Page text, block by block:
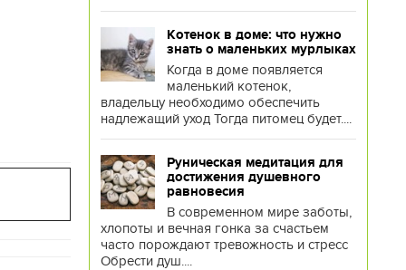
Котенок в доме: что нужно
знать о маленьких мурлыках
Когда в доме появляется
маленький котенок,
владельцу необходимо обеспечить
надлежащий уход Тогда питомец будет....
Руническая медитация для
достижения душевного
равновесия
В современном мире заботы,
хлопоты и вечная гонка за счастьем
часто порождают тревожность и стресс
Обрести душ....